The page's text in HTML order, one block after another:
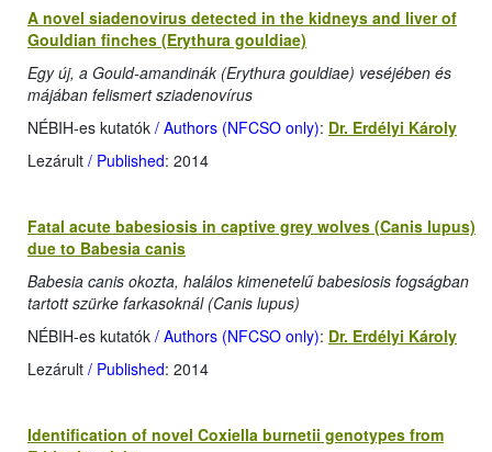
A novel siadenovirus detected in the kidneys and liver of
Gouldian finches (Erythura gouldiae)
Egy új, a Gould-amandinák (Erythura gouldiae) veséjében és
májában felismert sziadenovírus
NÉBIH-es kutatók / Authors (NFCSO only): Dr. Erdélyi Károly
Lezárult / Published: 2014
Fatal acute babesiosis in captive grey wolves (Canis lupus)
due to Babesia canis
Babesia canis okozta, halálos kimenetelű babesiosis fogságban
tartott szürke farkasoknál (Canis lupus)
NÉBIH-es kutatók / Authors (NFCSO only): Dr. Erdélyi Károly
Lezárult / Published: 2014
Identification of novel Coxiella burnetii genotypes from